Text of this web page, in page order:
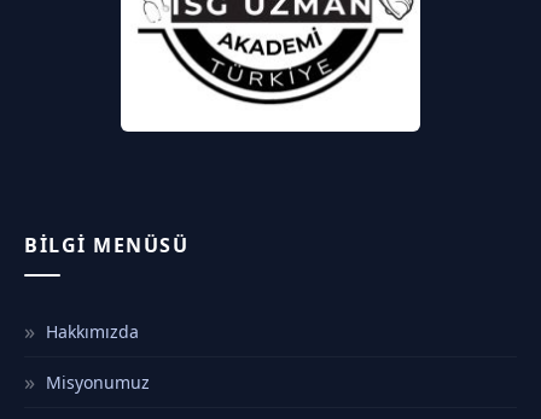
BILGI MENÜSÜ
Hakkımızda
Misyonumuz